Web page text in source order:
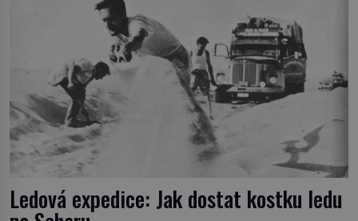
1778), jenže v Asii o něm ví už celá staletí. Zvíře
připomíná jelena, v kohoutku dosahuje […]
Ledová expedice: Jak dostat kostku ledu